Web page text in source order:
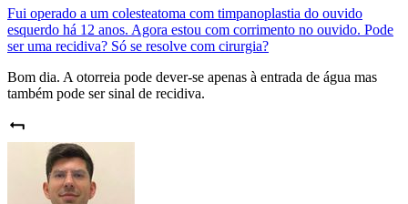
Fui operado a um colesteatoma com timpanoplastia do ouvido
esquerdo há 12 anos. Agora estou com corrimento no ouvido. Pode
ser uma recidiva? Só se resolve com cirurgia?
Bom dia. A otorreia pode dever-se apenas à entrada de água mas
também pode ser sinal de recidiva.